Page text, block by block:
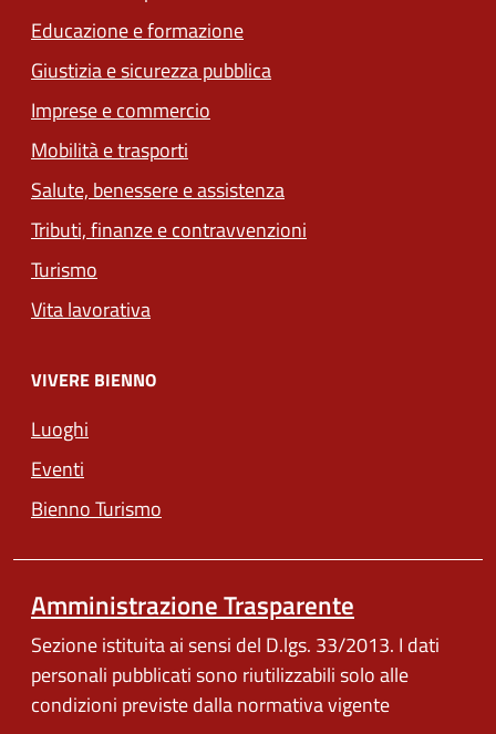
Educazione e formazione
Giustizia e sicurezza pubblica
Imprese e commercio
Mobilità e trasporti
Salute, benessere e assistenza
Tributi, finanze e contravvenzioni
Turismo
Vita lavorativa
VIVERE BIENNO
Luoghi
Eventi
Bienno Turismo
Amministrazione Trasparente
Sezione istituita ai sensi del D.lgs. 33/2013. I dati
personali pubblicati sono riutilizzabili solo alle
condizioni previste dalla normativa vigente